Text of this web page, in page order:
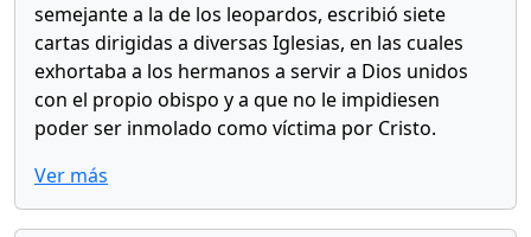
semejante a la de los leopardos, escribió siete
cartas dirigidas a diversas Iglesias, en las cuales
exhortaba a los hermanos a servir a Dios unidos
con el propio obispo y a que no le impidiesen
poder ser inmolado como víctima por Cristo.
Ver más